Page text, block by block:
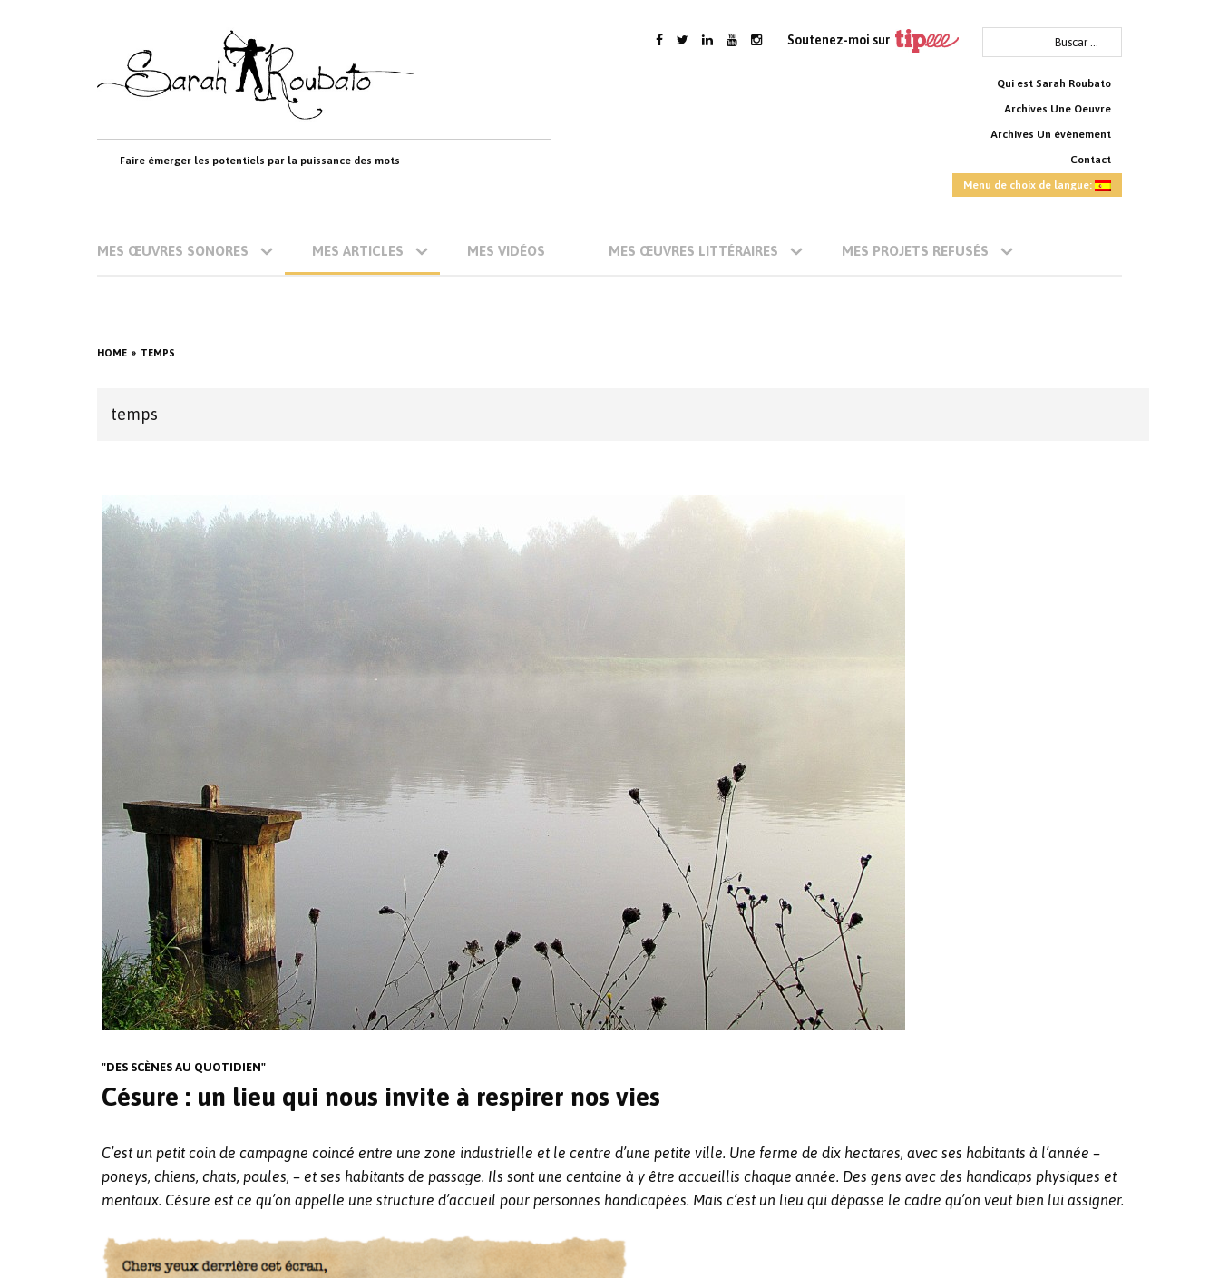
content
Faire émerger les potentiels par la puissance des mots
Soutenez-moi sur
Qui est Sarah Roubato
Archives Une Oeuvre
Archives Un évènement
Contact
Menu de choix de langue:
MES ŒUVRES SONORES MES ARTICLES MES VIDÉOS MES ŒUVRES LITTÉRAIRES MES PROJETS REFUSÉS
HOME TEMPS
temps
"DES SCÈNES AU QUOTIDIEN"
Césure : un lieu qui nous invite à respirer nos vies
C’est un petit coin de campagne coincé entre une zone industrielle et le centre d’une petite ville. Une ferme de dix hectares, avec ses habitants à l’année –
poneys, chiens, chats, poules, – et ses habitants de passage. Ils sont une centaine à y être accueillis chaque année. Des gens avec des handicaps physiques et
mentaux. Césure est ce qu’on appelle une structure d’accueil pour personnes handicapées. Mais c’est un lieu qui dépasse le cadre qu’on veut bien lui assigner.